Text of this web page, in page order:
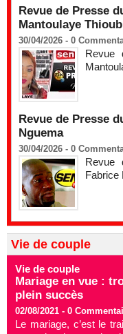
Revue de Presse
Mantoulaye
30/04/2026 - 0
Revue
Revue de Presse
Nguema
30/04/2026 - 0
Revue
Fabrice
Vie de couple
Vie de couple
Mariage en vue :
plein succès
02/08/2021 - 0
Le mariage, c’est le